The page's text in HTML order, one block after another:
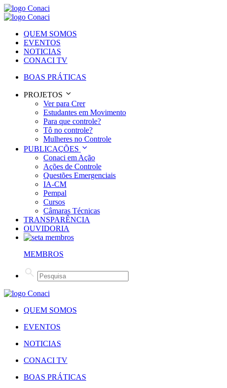
QUEM SOMOS
EVENTOS
NOTICIAS
CONACI TV
BOAS PRÁTICAS
PROJETOS
Ver para Crer
Estudantes em Movimento
Para que controle?
Tô no controle?
Mulheres no Controle
PUBLICAÇÕES
Conaci em Ação
Ações de Controle
Questões Emergenciais
IA-CM
Pempal
Cursos
Câmaras Técnicas
TRANSPARÊNCIA
OUVIDORIA
MEMBROS
QUEM SOMOS
EVENTOS
NOTICIAS
CONACI TV
BOAS PRÁTICAS